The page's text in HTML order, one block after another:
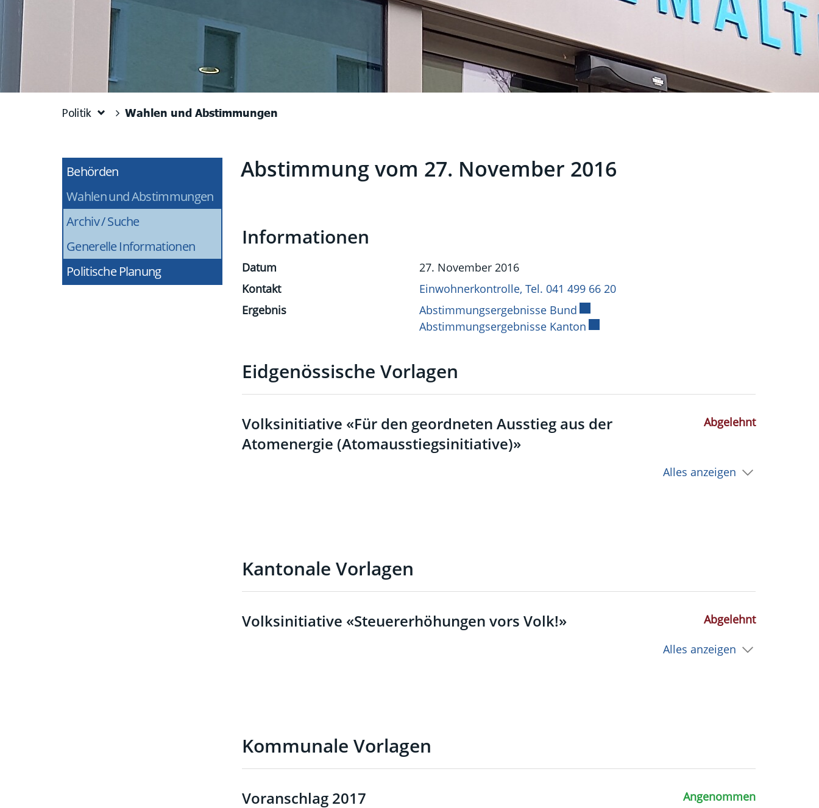
Politik Wahlen und Abstimmungen
Behörden
Wahlen und Abstimmungen
Archiv / Suche
Generelle Informationen
Politische Planung
Abstimmung vom 27. November 2016
Informationen
Datum
27. November 2016
Kontakt
Einwohnerkontrolle, Tel. 041 499 66 20
Ergebnis
Abstimmungsergebnisse Bund Externer Link wird in einem neuen Fenster
Abstimmungsergebnisse Kanton Externer Link wird in einem neuen Fenster
Eidgenössische Vorlagen
Volksinitiative «Für den geordneten Ausstieg aus der
Atomenergie (Atomausstiegsinitiative)»
Abgelehnt
Alles anzeigen
Kantonale Vorlagen
Volksinitiative «Steuererhöhungen vors Volk!» Abgelehnt
Alles anzeigen
Kommunale Vorlagen
Voranschlag 2017 Angenommen
Zugehörige Objekte